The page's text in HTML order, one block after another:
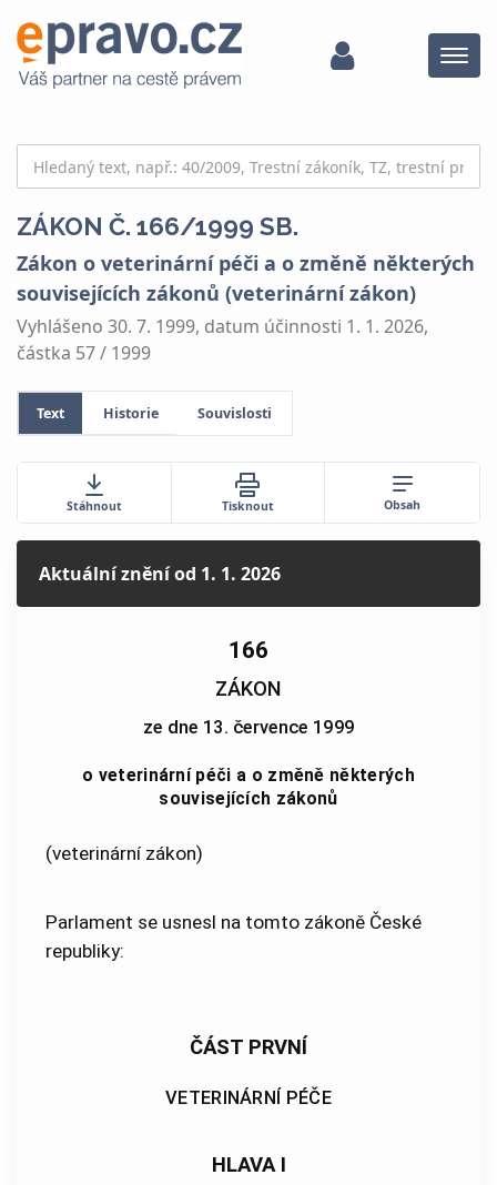
Menu
ZÁKON Č. 166/1999 SB.
Zákon o veterinární péči a o změně některých
souvisejících zákonů (veterinární zákon)
Vyhlášeno 30. 7. 1999, datum účinnosti 1. 1. 2026,
částka 57 / 1999
Text Historie Souvislosti
Stáhnout Tisknout Obsah
Aktuální zněníod 1. 1. 2026
166
ZÁKON
ze dne 13. července 1999
o veterinární péči a o změně některých
souvisejících zákonů
(veterinární zákon)
Parlament se usnesl na tomto zákoně České
republiky:
ČÁST PRVNÍ
VETERINÁRNÍ PÉČE
HLAVA I